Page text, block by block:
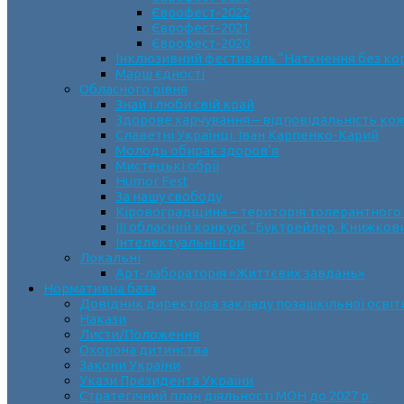
Єврофест-2022
Єврофест-2021
Єврофест-2020
Інклюзивний фестиваль “Натхнення без
Марш єдності
Обласного рівня
Знай і люби свій край
Здорове харчування – відповідальність
Славетні Українці. Іван Карпенко-Карий
Молодь обирає здоров’я
Мистецькі обрії
Humor Fest
За нашу свободу
Кіровоградщина – територія
ІII обласний конкурс “Буктрейлер.
Інтелектуальні ігри
Локальні
Арт-лабораторія «Життєвих завдань»
Нормативна база
Довідник директора закладу позашкільної
Накази
Листи/Положення
Охорона дитинства
Закони України
Укази Президента України
Стратегічний план діяльності МОН до 2027 р.